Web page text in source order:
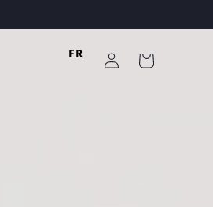
FRSe
connecter
Panier